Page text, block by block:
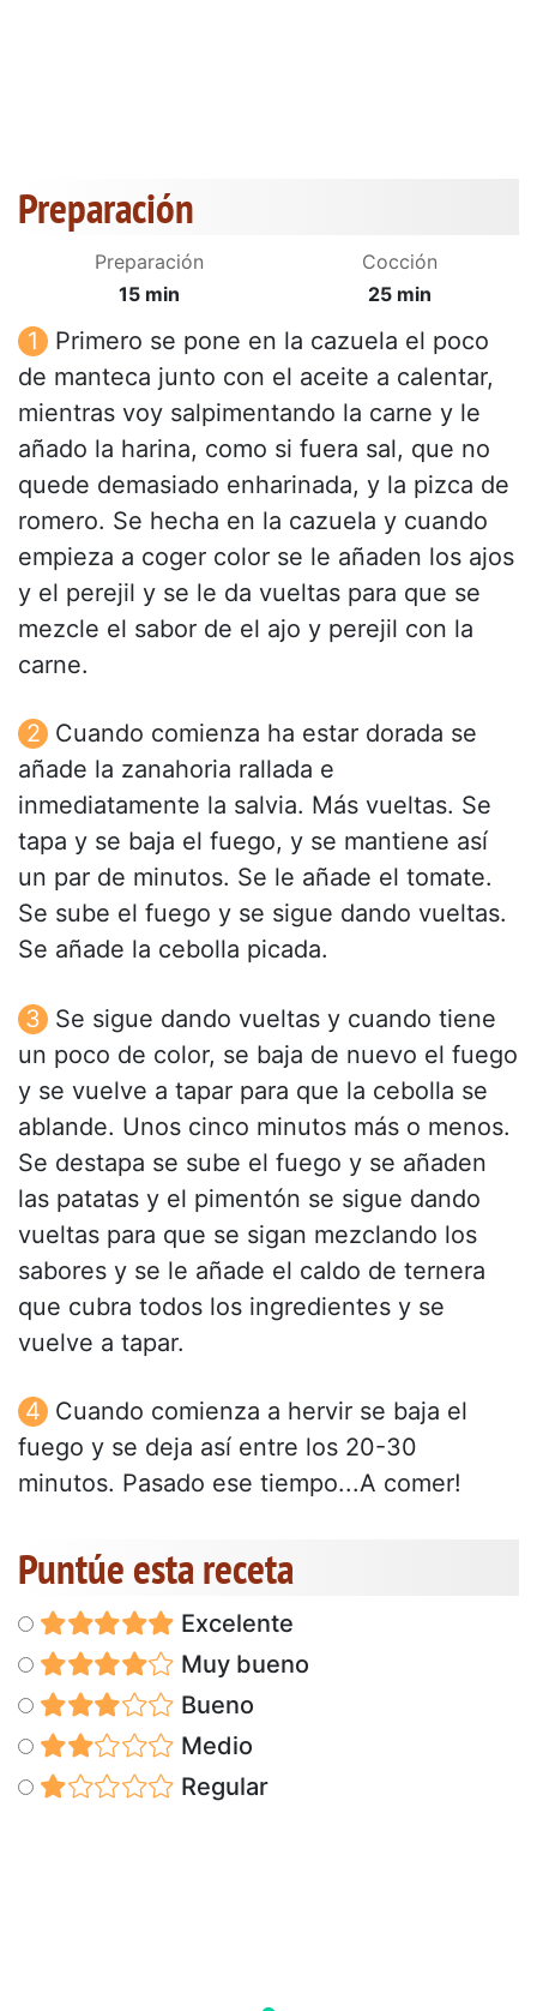
Preparación
Preparación
15 min
Cocción
25 min
Primero se pone en la cazuela el poco
de manteca junto con el aceite a calentar,
mientras voy salpimentando la carne y le
añado la harina, como si fuera sal, que no
quede demasiado enharinada, y la pizca de
romero. Se hecha en la cazuela y cuando
empieza a coger color se le añaden los ajos
y el perejil y se le da vueltas para que se
mezcle el sabor de el ajo y perejil con la
carne.
Cuando comienza ha estar dorada se
añade la zanahoria rallada e
inmediatamente la salvia. Más vueltas. Se
tapa y se baja el fuego, y se mantiene así
un par de minutos. Se le añade el tomate.
Se sube el fuego y se sigue dando vueltas.
Se añade la cebolla picada.
Se sigue dando vueltas y cuando tiene
un poco de color, se baja de nuevo el fuego
y se vuelve a tapar para que la cebolla se
ablande. Unos cinco minutos más o menos.
Se destapa se sube el fuego y se añaden
las patatas y el pimentón se sigue dando
vueltas para que se sigan mezclando los
sabores y se le añade el caldo de ternera
que cubra todos los ingredientes y se
vuelve a tapar.
Cuando comienza a hervir se baja el
fuego y se deja así entre los 20-30
minutos. Pasado ese tiempo...A comer!
Puntúe esta receta
Excelente
Muy bueno
Bueno
Medio
Regular